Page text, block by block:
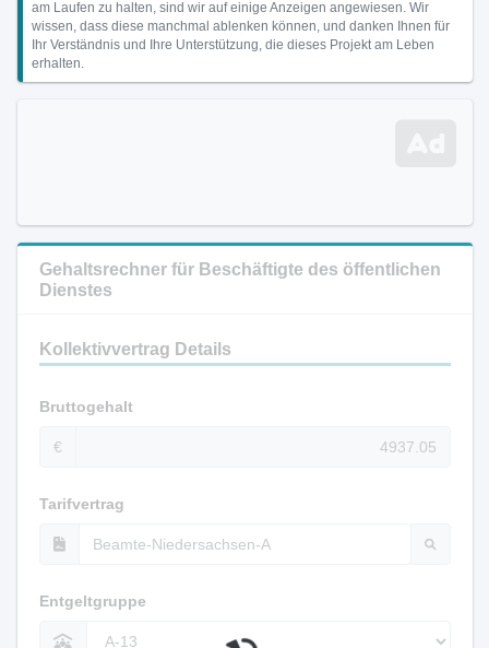
am Laufen zu halten, sind wir auf einige Anzeigen angewiesen. Wir
wissen, dass diese manchmal ablenken können, und danken Ihnen für
Ihr Verständnis und Ihre Unterstützung, die dieses Projekt am Leben
erhalten.
Gehaltsrechner für Beschäftigte des öffentlichen
Dienstes
Kollektivvertrag Details
Bruttogehalt
€
Tarifvertrag
Entgeltgruppe